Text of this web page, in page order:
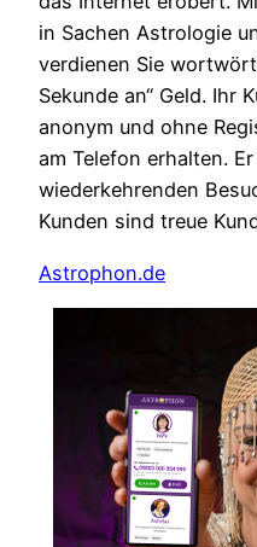
in Sachen Astrologie
verdienen Sie
Sekunde an“ Geld. Ihr
anonym und ohne
am Telefon erhalten.
wiederkehrenden
Kunden sind treue
Astrophon.de